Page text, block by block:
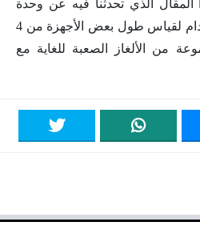
المقال الذي تحدثنا فيه عن وحدة
قياس الطول شائعة الاستخدام لقياس طول بعض الأجهزة من 4
من الألغاز الصعبة للغاية مع